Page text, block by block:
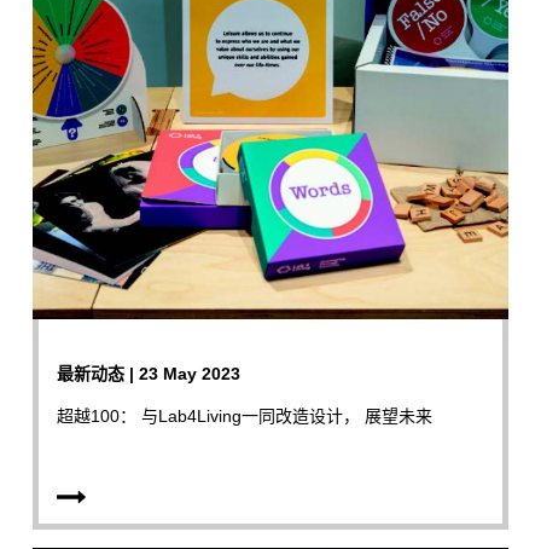
最新动态 | 23 May 2023
超越100： 与Lab4Living一同改造设计， 展望未来